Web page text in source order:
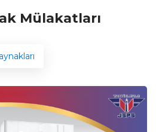
Mülakatları